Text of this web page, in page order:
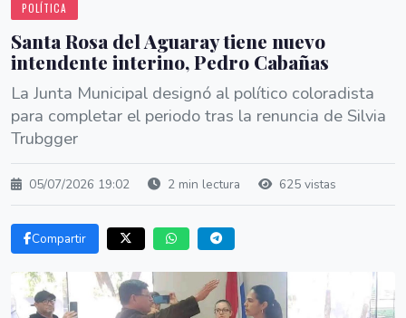
POLÍTICA
Santa Rosa del Aguaray tiene nuevo
intendente interino, Pedro Cabañas
La Junta Municipal designó al político coloradista
para completar el periodo tras la renuncia de Silvia
Trubgger
05/07/2026 19:02 2 min lectura 625 vistas
Compartir